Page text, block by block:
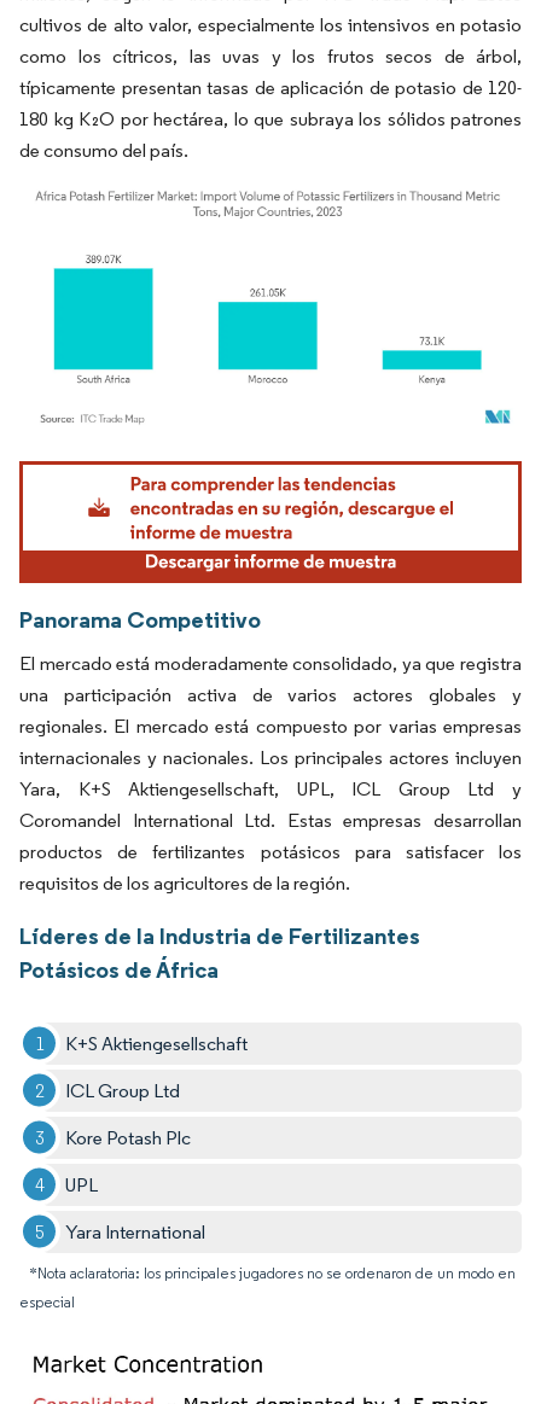
cultivos de alto valor, especialmente los intensivos en potasio
como los cítricos, las uvas y los frutos secos de árbol,
típicamente presentan tasas de aplicación de potasio de 120-
180 kg K₂O por hectárea, lo que subraya los sólidos patrones
de consumo del país.
Imagen © Mordor Intelligence. El uso requiere atribución según CC BY 4.0.
Panorama Competitivo
El mercado está moderadamente consolidado, ya que registra
una participación activa de varios actores globales y
regionales. El mercado está compuesto por varias empresas
internacionales y nacionales. Los principales actores incluyen
Yara, K+S Aktiengesellschaft, UPL, ICL Group Ltd y
Coromandel International Ltd. Estas empresas desarrollan
productos de fertilizantes potásicos para satisfacer los
requisitos de los agricultores de la región.
Líderes de la Industria de Fertilizantes
Potásicos de África
K+S Aktiengesellschaft
ICL Group Ltd
Kore Potash Plc
UPL
Yara International
*Nota aclaratoria: los principales jugadores no se ordenaron de un modo en
especial